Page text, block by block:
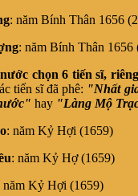
: năm Bính Thân 1656
: năm Bính Thân 1656
chọn 6 tiến sĩ,
tiến sĩ đã phê: "Nhất
hay "Làng Mộ
: năm Kỷ Hợi (1659)
: năm Kỷ Hợ (1659)
năm Kỷ Hợi (1659)